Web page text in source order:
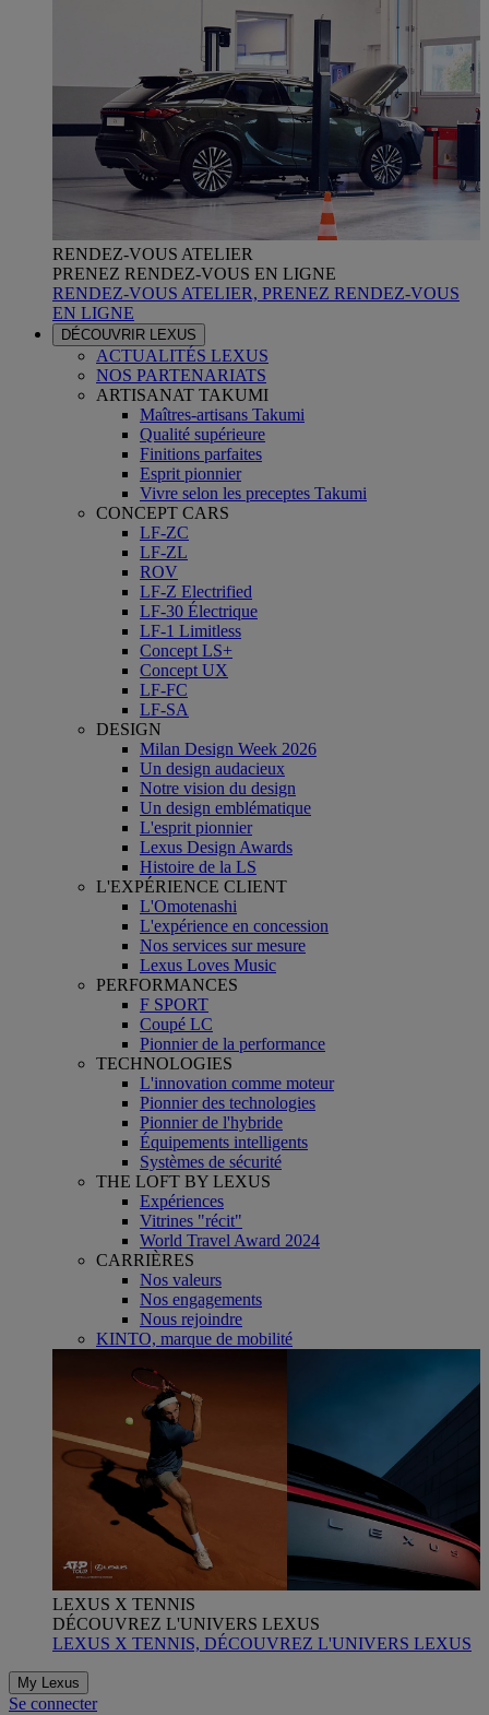
RENDEZ-VOUS ATELIER
PRENEZ RENDEZ-VOUS EN LIGNE
RENDEZ-VOUS ATELIER, PRENEZ RENDEZ-VOUS
EN LIGNE
DÉCOUVRIR LEXUS
ACTUALITÉS LEXUS
NOS PARTENARIATS
ARTISANAT TAKUMI
Maîtres-artisans Takumi
Qualité supérieure
Finitions parfaites
Esprit pionnier
Vivre selon les preceptes Takumi
CONCEPT CARS
LF-ZC
LF-ZL
ROV
LF-Z Electrified
LF-30 Électrique
LF-1 Limitless
Concept LS+
Concept UX
LF-FC
LF-SA
DESIGN
Milan Design Week 2026
Un design audacieux
Notre vision du design
Un design emblématique
L'esprit pionnier
Lexus Design Awards
Histoire de la LS
L'EXPÉRIENCE CLIENT
L'Omotenashi
L'expérience en concession
Nos services sur mesure
Lexus Loves Music
PERFORMANCES
F SPORT
Coupé LC
Pionnier de la performance
TECHNOLOGIES
L'innovation comme moteur
Pionnier des technologies
Pionnier de l'hybride
Équipements intelligents
Systèmes de sécurité
THE LOFT BY LEXUS
Expériences
Vitrines "récit"
World Travel Award 2024
CARRIÈRES
Nos valeurs
Nos engagements
Nous rejoindre
KINTO, marque de mobilité
LEXUS X TENNIS
DÉCOUVREZ L'UNIVERS LEXUS
LEXUS X TENNIS, DÉCOUVREZ L'UNIVERS LEXUS
My Lexus
Se connecter